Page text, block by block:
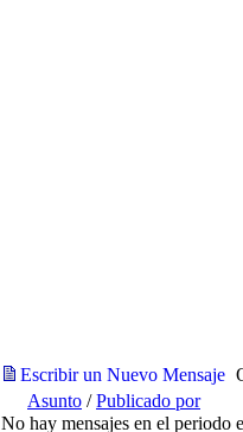
Escribir un Nuevo Mensaje
Asunto /Publicado por
No hay mensajes en el periodo